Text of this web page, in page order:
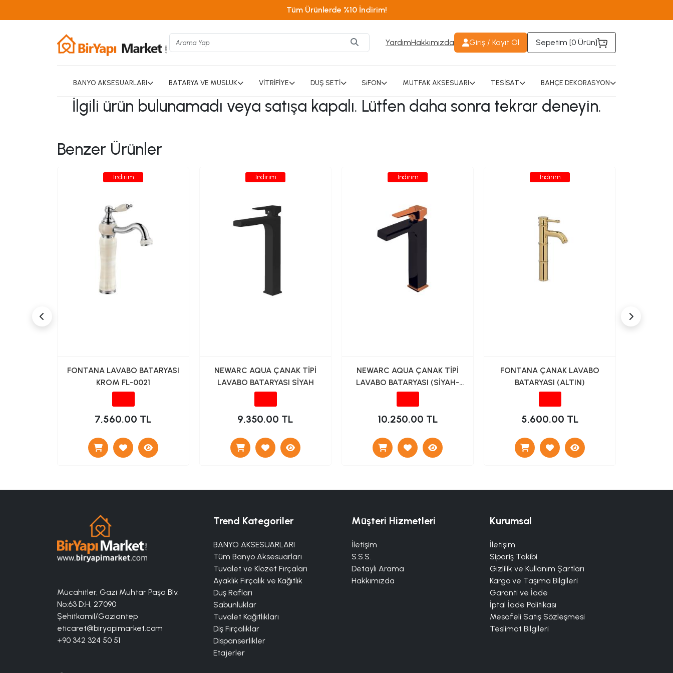
Tüm Ürünlerde %10 İndirim!
YardımHakkımızda Giriş / Kayıt Ol Sepetim [0 Ürün]
BANYO AKSESUARLARI BATARYA VE MUSLUK VİTRİFİYE DUŞ SETİ SiFON MUTFAK AKSESUARI TESİSAT BAHÇE DEKORASYON
İlgili ürün bulunamadı veya satışa kapalı. Lütfen daha sonra tekrar deneyin.
Benzer Ürünler
İndirim
FONTANA LAVABO BATARYASI
KROM FL-0021
7,560.00 TL
İndirim
NEWARC AQUA ÇANAK TİPİ
LAVABO BATARYASI SİYAH
9,350.00 TL
İndirim
NEWARC AQUA ÇANAK TİPİ
LAVABO BATARYASI (SİYAH-
PARLAK BAKIR)
10,250.00 TL
İndirim
FONTANA ÇANAK LAVABO
BATARYASI (ALTIN)
5,600.00 TL
Mücahitler, Gazi Muhtar Paşa Blv.
No:63 D:H, 27090
Şehitkamil/Gaziantep
eticaret@biryapimarket.com
+90 342 324 50 51
Trend Kategoriler
BANYO AKSESUARLARI
Tüm Banyo Aksesuarları
Tuvalet ve Klozet Fırçaları
Ayaklık Fırçalık ve Kağıtlık
Duş Rafları
Sabunluklar
Tuvalet Kağıtlıkları
Diş Fırçalıklar
Dispanserlikler
Etajerler
Kurumsal
İletişim
Sipariş Takibi
Gizlilik ve Kullanım Şartları
Kargo ve Taşıma Bilgileri
Garanti ve İade
İptal İade Politikası
Mesafeli Satış Sözleşmesi
Teslimat Bilgileri
Müşteri Hizmetleri
İletişim
S.S.S.
Detaylı Arama
Hakkımızda